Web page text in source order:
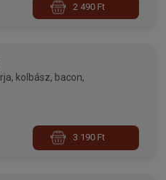
2 490 Ft
3 190 Ft